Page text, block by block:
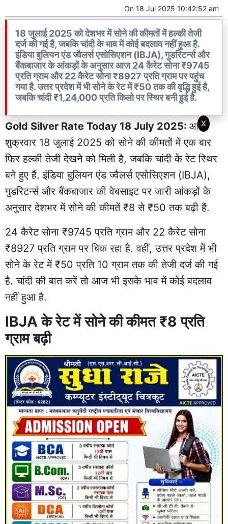
On 18 Jul 2025 10:42:52 am
18 जुलाई 2025 को देशभर में सोने की कीमतों में हल्की तेजी
दर्ज की गई है, जबकि चांदी के भाव में कोई बदलाव नहीं हुआ है.
इंडिया बुलियन एंड ज्वैलर्स एसोसिएशन (IBJA), गुडरिटर्न्स और
बैंकबाजार के आंकड़ों के अनुसार आज 24 कैरेट सोना ₹9745
प्रति ग्राम और 22 कैरेट सोना ₹8927 प्रति ग्राम पर पहुंच
गया है. उत्तर प्रदेश में भी सोने के रेट में ₹50 तक की वृद्धि हुई है,
जबकि चांदी ₹1,24,000 प्रति किलो पर स्थिर बनी हुई है.
Gold Silver Rate Today 18 July 2025: आज
शुक्रवार 18 जुलाई 2025 को सोने की कीमतों में एक बार
फिर हल्की तेजी देखने को मिली है, जबकि चांदी के रेट स्थिर
बने हुए हैं. इंडिया बुलियन एंड ज्वैलर्स एसोसिएशन (IBJA),
गुडरिटर्न्स और बैंकबाजार की वेबसाइट पर जारी आंकड़ों के
अनुसार देशभर में सोने की कीमतें ₹8 से ₹50 तक बढ़ी हैं.
24 कैरेट सोना ₹9745 प्रति ग्राम और 22 कैरेट सोना
₹8927 प्रति ग्राम पर बिक रहा है. वहीं, उत्तर प्रदेश में भी
सोने के रेट में ₹50 प्रति 10 ग्राम तक की तेजी दर्ज की गई
है. चांदी की बात करें तो आज भी इसके भाव में कोई बदलाव
नहीं हुआ है.
IBJA के रेट में सोने की कीमत ₹8 प्रति
ग्राम बढ़ी
X